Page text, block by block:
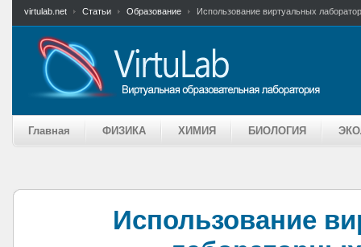
virtulab.net Статьи Образование Использование виртуальных
Главная ФИЗИКА ХИМИЯ БИОЛОГИЯ
Использование